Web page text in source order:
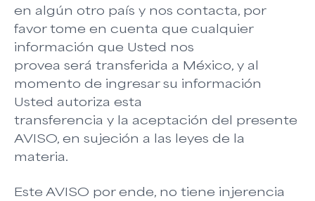
en algún otro país y nos contacta, por
favor tome en cuenta que cualquier
información que Usted nos
provea será transferida a México, y al
momento de ingresar su información
Usted autoriza esta
transferencia y la aceptación del presente
AVISO, en sujeción a las leyes de la
materia.
Este AVISO por ende, no tiene injerencia